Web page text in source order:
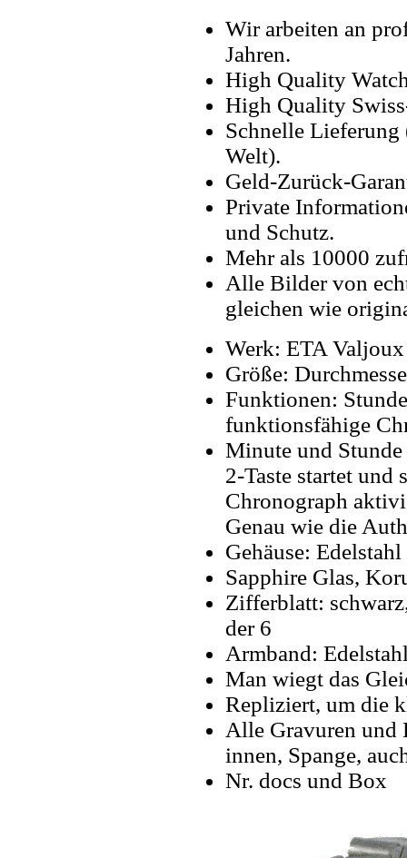
Wir arbeiten an
Jahren.
High Quality
High Quality
Schnelle Lieferung
Welt).
Geld-Zurück-
Private
und Schutz.
Mehr als 10000
Alle Bilder von
gleichen wie
Werk: ETA
Größe:
Funktionen:
funktionsfähige
Minute und
2-Taste startet
Chronograph
Genau wie die
Gehäuse:
Sapphire Glas,
Zifferblatt:
der 6
Armband:
Man wiegt das
Repliziert, um die
Alle Gravuren und
innen, Spange,
Nr. docs und Box